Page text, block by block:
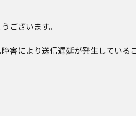
ございます。
害により送信遅延が発生している